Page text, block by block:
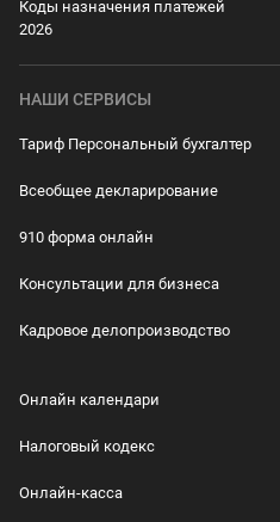
Коды назначения платежей
2026
НАШИ СЕРВИСЫ
Тариф Персональный бухгалтер
Всеобщее декларирование
910 форма онлайн
Консультации для бизнеса
Кадровое делопроизводство
Онлайн календари
Налоговый кодекс
Онлайн-касса